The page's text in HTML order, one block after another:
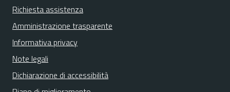
Richiesta assistenza
Amministrazione trasparente
Informativa privacy
Note legali
Dichiarazione di accessibilità